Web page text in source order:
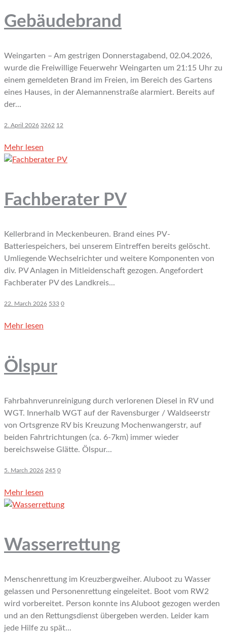
Gebäudebrand
Weingarten – Am gestrigen Donnerstagabend, 02.04.2026,
wurde die Freiwillige Feuerwehr Weingarten um 21:15 Uhr zu
einem gemeldeten Brand im Freien, im Bereich des Gartens
eines Hauses, in der Alemannenstraße alarmiert. Bereits auf
der...
2. April 2026 3262 12
Mehr lesen
Fachberater PV
Kellerbrand in Meckenbeuren. Brand eines PV-
Batteriespeichers, bei unserem Eintreffen bereits gelöscht.
Umliegende Wechselrichter und weitere Komponenten von
div. PV Anlagen in Mitleidenschaft gezogen. Angefordert
Fachberater PV des Landkreis...
22. March 2026 533 0
Mehr lesen
Ölspur
Fahrbahnverunreinigung durch verlorenen Diesel in RV und
WGT. Innerhalb WGT auf der Ravensburger / Waldseerstr
von Ortsgrenze RV bis Kreuzung Mochenwangerstr, auf
beiden Fahrtrichtungen (ca. 6-7km) immer wieder
bereichsweise Glätte. Ölspur...
5. March 2026 245 0
Mehr lesen
Wasserrettung
Menschenrettung im Kreuzbergweiher. Aluboot zu Wasser
gelassen und Personenrettung eingeleitet. Boot vom RW2
wird vorbereitet. Person konnte ins Aluboot gezogen werden
und an den Rettungsdienst übergeben werden. Leider kam
jede Hilfe zu spät...